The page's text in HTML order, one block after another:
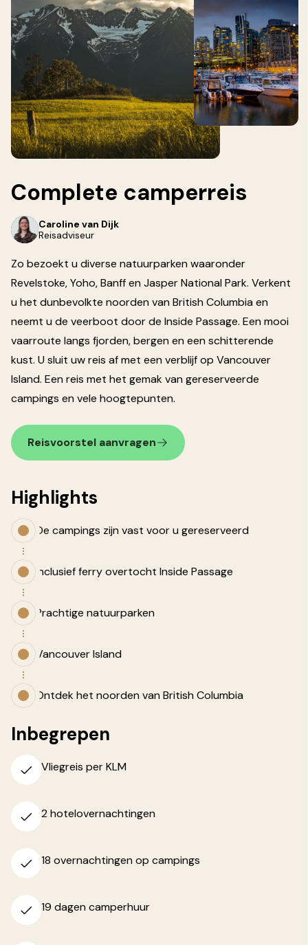
Complete camperreis
Caroline van Dijk
Reisadviseur
Zo bezoekt u diverse natuurparken waaronder
Revelstoke, Yoho, Banff en Jasper National Park. Verkent
u het dunbevolkte noorden van British Columbia en
neemt u de veerboot door de Inside Passage. Een mooi
vaarroute langs fjorden, bergen en een schitterende
kust. U sluit uw reis af met een verblijf op Vancouver
Island. Een reis met het gemak van gereserveerde
campings en vele hoogtepunten.
Reisvoorstel aanvragen
Highlights
De campings zijn vast voor u gereserveerd
Inclusief ferry overtocht Inside Passage
Prachtige natuurparken
Vancouver Island
Ontdek het noorden van British Columbia
Inbegrepen
Vliegreis per KLM
2 hotelovernachtingen
18 overnachtingen op campings
19 dagen camperhuur